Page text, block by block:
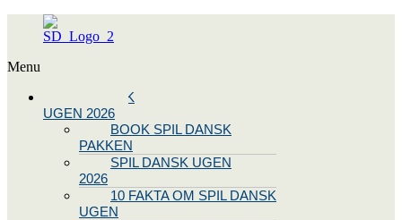
Menu
SPIL DANSK
UGEN 2026
BOOK SPIL DANSK
PAKKEN
SPIL DANSK UGEN
2026
10 FAKTA OM SPIL DANSK
UGEN